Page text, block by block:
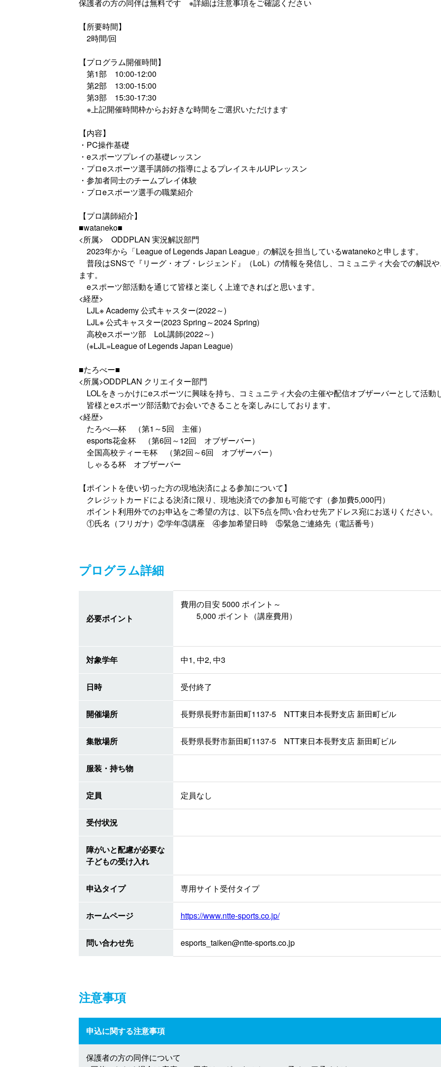
保護者の方の同伴は無料です ※詳細は注意事項をご確認ください
【所要時間】
2時間/回
【プログラム開催時間】
第1部 10:00‐12:00
第2部 13:00‐15:00
第3部 15:30‐17:30
※上記開催時間枠からお好きな時間をご選択いただけます
【内容】
・PC操作基礎
・eスポーツプレイの基礎レッスン
・プロeスポーツ選手講師の指導によるプレイスキルUPレッスン
・参加者同士のチームプレイ体験
・プロeスポーツ選手の職業紹介
【プロ講師紹介】
■wataneko■
<所属> ODDPLAN 実況解説部門
2023年から「League of Legends Japan League」の解説を担当しているwatanekoと申します。
普段はSNSで『リーグ・オブ・レジェンド』（LoL）の情報を発信し、コミュニティ大会での解説
ます。
eスポーツ部活動を通じて皆様と楽しく上達できればと思います。
<経歴>
LJL※ Academy 公式キャスター(2022～)
LJL※ 公式キャスター(2023 Spring～2024 Spring)
高校eスポーツ部 LoL講師(2022～)
(※LJL=League of Legends Japan League)
■たろべー■
<所属>ODDPLAN クリエイター部門
LOLをきっかけにeスポーツに興味を持ち、コミュニティ大会の主催や配信オブザーバーとして活動
皆様とeスポーツ部活動でお会いできることを楽しみにしております。
<経歴>
たろべ―杯 （第1～5回 主催）
esports花金杯 （第6回～12回 オブザーバー）
全国高校ティーモ杯 （第2回～6回 オブザーバー）
しゃるる杯 オブザーバー
【ポイントを使い切った方の現地決済による参加について】
クレジットカードによる決済に限り、現地決済での参加も可能です（参加費5,000円）
ポイント利用外でのお申込をご希望の方は、以下5点を問い合わせ先アドレス宛にお送りください。
①氏名（フリガナ）②学年③講座 ④参加希望日時 ⑤緊急ご連絡先（電話番号）
プログラム詳細
必要ポイント
費用の目安 5000 ポイント～
5,000 ポイント（講座費用）
対象学年 中1, 中2, 中3
日時 受付終了
開催場所 長野県長野市新田町1137-5 NTT東日本長野支店 新田町ビル
集散場所 長野県長野市新田町1137-5 NTT東日本長野支店 新田町ビル
服装・持ち物
定員 定員なし
受付状況
障がいと配慮が必要な
子どもの受け入れ
申込タイプ 専用サイト受付タイプ
ホームページ https://www.ntte-sports.co.jp/
問い合わせ先 esports_taiken@ntte-sports.co.jp
注意事項
申込に関する注意事項
保護者の方の同伴について